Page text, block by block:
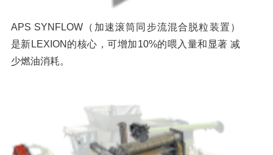
APS SYNFLOW（加速滚筒同步流混合脱粒装置）
是新LEXION的核心，可增加10%的喂入量和显著 减
少燃油消耗。